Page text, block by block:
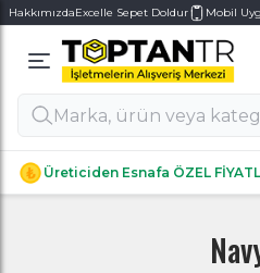
HakkımızdaExcelle Sepet Doldur Mobil
Üreticiden Esnafa ÖZEL
Alt Kategoriler
Alt Kategoriler